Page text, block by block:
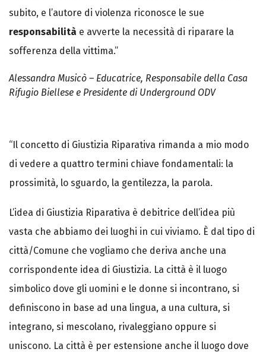
subito, e l’autore di violenza riconosce le sue
responsabilità e avverte la necessità di riparare la
sofferenza della vittima.”
Alessandra Musicò – Educatrice, Responsabile della Casa
Rifugio Biellese e Presidente di Underground ODV
“Il concetto di Giustizia Riparativa rimanda a mio modo
di vedere a quattro termini chiave fondamentali: la
prossimità, lo sguardo, la gentilezza, la parola.
L’idea di Giustizia Riparativa è debitrice dell’idea più
vasta che abbiamo dei luoghi in cui viviamo. È dal tipo di
città/Comune che vogliamo che deriva anche una
corrispondente idea di Giustizia. La città è il luogo
simbolico dove gli uomini e le donne si incontrano, si
definiscono in base ad una lingua, a una cultura, si
integrano, si mescolano, rivaleggiano oppure si
uniscono. La città è per estensione anche il luogo dove